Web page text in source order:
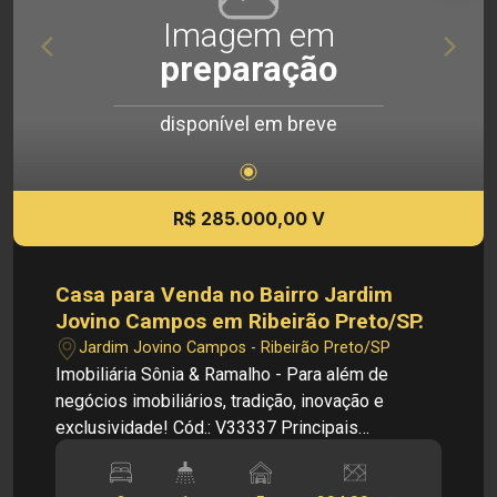
Imagem em
preparação
disponível em breve
R$ 285.000,00 V
Casa para Venda no Bairro Jardim
Jovino Campos em Ribeirão Preto/SP.
Jardim Jovino Campos - Ribeirão Preto/SP
Imobiliária Sônia & Ramalho - Para além de
negócios imobiliários, tradição, inovação e
exclusividade! Cód.: V33337 Principais
02 Dormitórios - 01 Banheiro social - Área de